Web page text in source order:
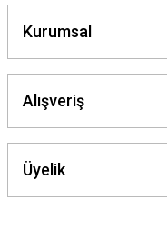
Kurumsal
Alışveriş
Üyelik